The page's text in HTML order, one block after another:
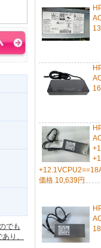
でも
り、
価格 10,639円